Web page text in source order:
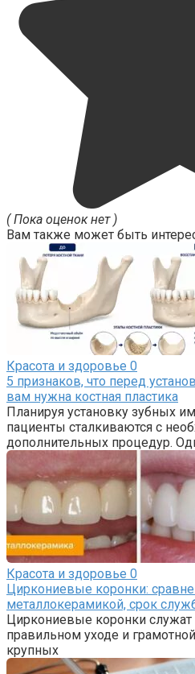
( Пока оценок нет )
Вам также может быть
Красота и здоровье 0
5 признаков, что перед
вам нужна костная пластика
Планируя установку зубных
пациенты сталкиваются с
дополнительных процедур.
Красота и здоровье 0
Циркониевые коронки:
металлокерамикой, срок
Циркониевые коронки служат
правильном уходе и
крупных